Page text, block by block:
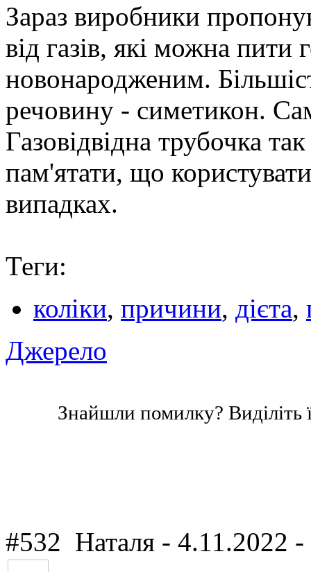
Зараз виробники
від газів, які можна
новонародженим.
речовину - симетикон.
Газовідвідна трубочка
пам'ятати, що
випадках.
Теги:
коліки, причини, дієта,
Джерело
Знайшли помилку? Виділіть
#532 Наталя - 4.11.2022